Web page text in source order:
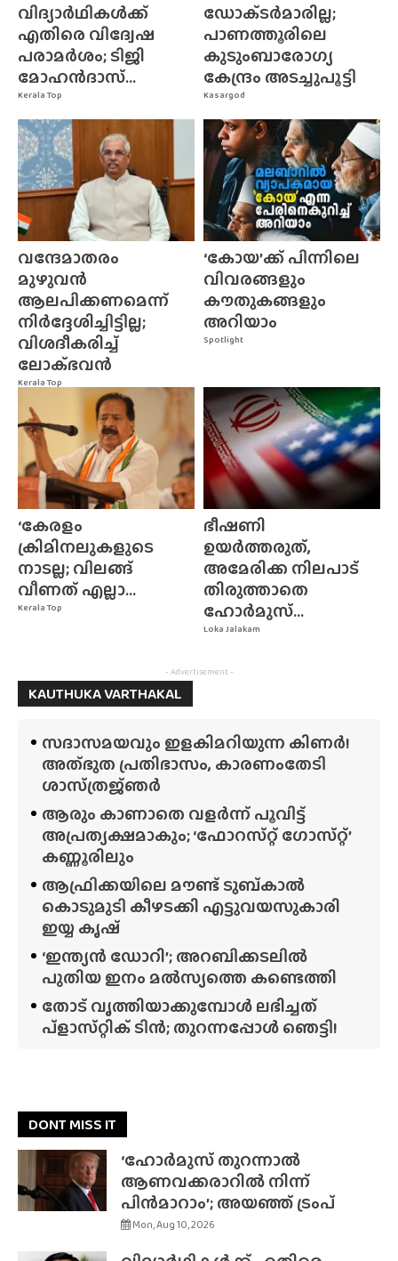
Kerala Top
വിദ്യാർഥികൾക്ക്
എതിരെ വിദ്വേഷ
പരാമർശം; ടിജി
മോഹൻദാസ്...
Kasargod
ഡോക്‌ടർമാരില്ല;
പാണത്തൂരിലെ
കുടുംബാരോഗ്യ
കേന്ദ്രം അടച്ചുപൂട്ടി
Kerala Top
വന്ദേമാതരം
മുഴുവൻ
ആലപിക്കണമെന്ന്
നിർദ്ദേശിച്ചിട്ടില്ല;
വിശദീകരിച്ച്
ലോക്‌ഭവൻ
Spotlight
‘കോയ’ക്ക് പിന്നിലെ
വിവരങ്ങളും
കൗതുകങ്ങളും
അറിയാം
Kerala Top
‘കേരളം
ക്രിമിനലുകളുടെ
നാടല്ല; വിലങ്ങ്
വീണത് എല്ലാ...
Loka Jalakam
ഭീഷണി
ഉയർത്തരുത്,
അമേരിക്ക നിലപാട്
തിരുത്താതെ
ഹോർമുസ്...
- Advertisement -
KAUTHUKA VARTHAKAL
സദാസമയവും ഇളകിമറിയുന്ന കിണർ!
അത്‌ഭുത പ്രതിഭാസം, കാരണംതേടി
ശാസ്‌ത്രജ്‌ഞർ
ആരും കാണാതെ വളർന്ന് പൂവിട്ട്
അപ്രത്യക്ഷമാകും; ‘ഫോറസ്‌റ്റ്‌ ഗോസ്‌റ്റ്’
കണ്ണൂരിലും
ആഫ്രിക്കയിലെ മൗണ്ട് ടുബ്‌കാൽ
കൊടുമുടി കീഴടക്കി എട്ടുവയസുകാരി
ഇയ്യ കൃഷ്
‘ഇന്ത്യൻ ഡോറി’; അറബിക്കടലിൽ
പുതിയ ഇനം മൽസ്യത്തെ കണ്ടെത്തി
തോട് വൃത്തിയാക്കുമ്പോൾ ലഭിച്ചത്
പ്‌ളാസ്‌റ്റിക് ടിൻ; തുറന്നപ്പോൾ ഞെട്ടി!
DONT MISS IT
‘ഹോർമുസ് തുറന്നാൽ
ആണവക്കരാറിൽ നിന്ന്
പിൻമാറാം’; അയഞ്ഞ് ട്രംപ്
Mon, Aug 10, 2026